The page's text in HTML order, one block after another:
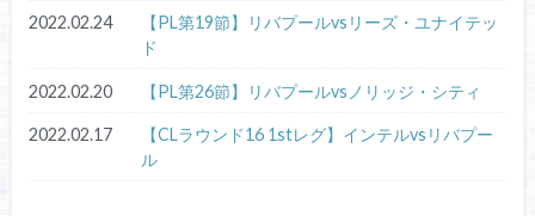
2022.02.24
【PL第19節】リバプールvsリーズ・ユナイテッ
ド
2022.02.20 【PL第26節】リバプールvsノリッジ・シティ
2022.02.17
【CLラウンド16 1stレグ】インテルvsリバプー
ル